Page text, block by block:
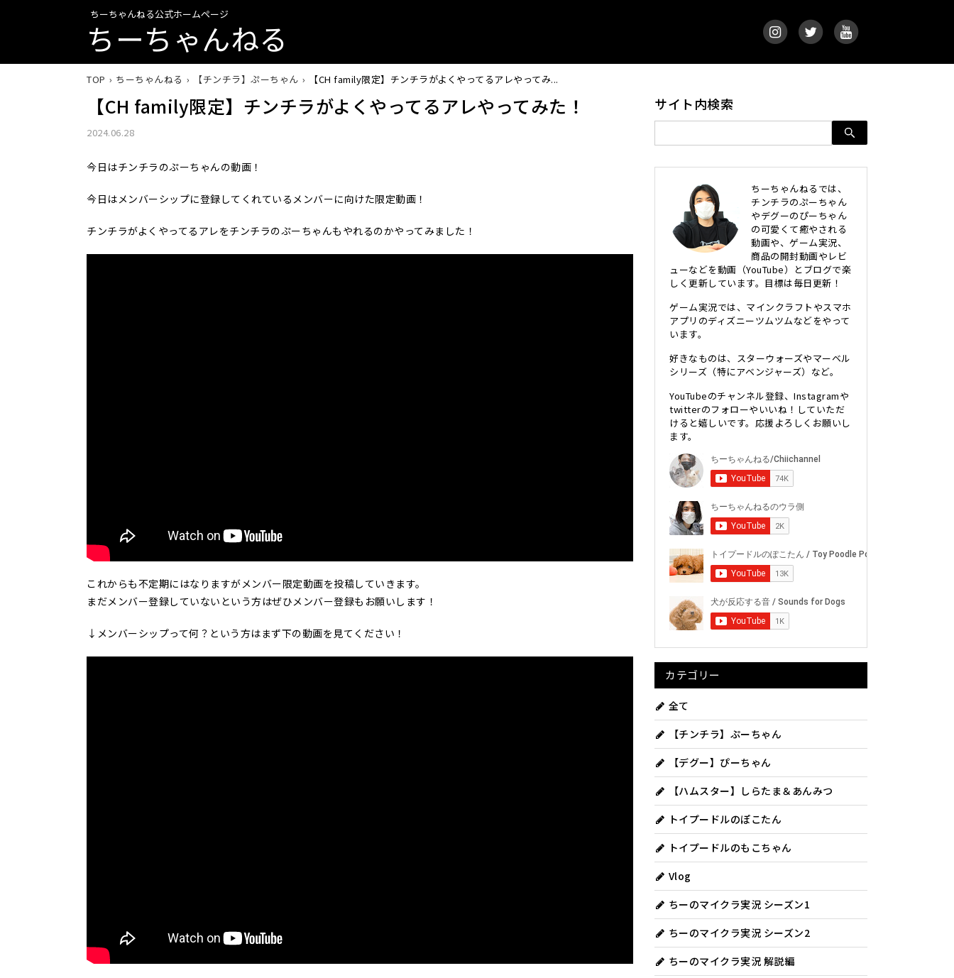
ちーちゃんねる公式ホームページ
ちーちゃんねる
TOP ちーちゃんねる 【チンチラ】ぷーちゃん 【CH family限定】チンチラがよくやってるアレやってみ...
【CH family限定】チンチラがよくやってるアレやってみた！
2024.06.28
今日はチンチラのぷーちゃんの動画！
今日はメンバーシップに登録してくれているメンバーに向けた限定動画！
チンチラがよくやってるアレをチンチラのぷーちゃんもやれるのかやってみました！
これからも不定期にはなりますがメンバー限定動画を投稿していきます。
まだメンバー登録していないという方はぜひメンバー登録もお願いします！
↓メンバーシップって何？という方はまず下の動画を見てください！
サイト内検索
ちーちゃんねるでは、
チンチラのぷーちゃん
やデグーのぴーちゃん
の可愛くて癒やされる
動画や、ゲーム実況、
商品の開封動画やレビ
ューなどを動画（YouTube）とブログで楽
しく更新しています。目標は毎日更新！
ゲーム実況では、マインクラフトやスマホ
アプリのディズニーツムツムなどをやって
います。
好きなものは、スターウォーズやマーベル
シリーズ（特にアベンジャーズ）など。
YouTubeのチャンネル登録、Instagramや
twitterのフォローやいいね！していただ
けると嬉しいです。応援よろしくお願いし
ます。
カテゴリー
全て
【チンチラ】ぷーちゃん
【デグー】ぴーちゃん
【ハムスター】しらたま＆あんみつ
トイプードルのぽこたん
トイプードルのもこちゃん
Vlog
ちーのマイクラ実況 シーズン1
ちーのマイクラ実況 シーズン2
ちーのマイクラ実況 解説編